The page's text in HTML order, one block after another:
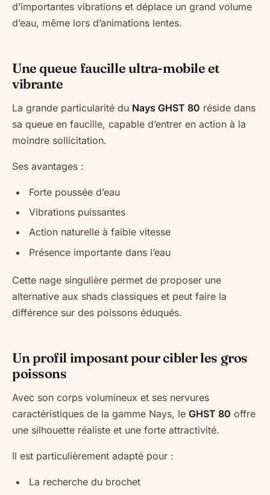
d’importantes vibrations et déplace un grand volume
d’eau, même lors d’animations lentes.
Une queue faucille ultra-mobile et
vibrante
La grande particularité du Nays GHST 80 réside dans
sa queue en faucille, capable d’entrer en action à la
moindre sollicitation.
Ses avantages :
Forte poussée d’eau
Vibrations puissantes
Action naturelle à faible vitesse
Présence importante dans l’eau
Cette nage singulière permet de proposer une
alternative aux shads classiques et peut faire la
différence sur des poissons éduqués.
Un profil imposant pour cibler les gros
poissons
Avec son corps volumineux et ses nervures
caractéristiques de la gamme Nays, le GHST 80 offre
une silhouette réaliste et une forte attractivité.
Il est particulièrement adapté pour :
La recherche du brochet